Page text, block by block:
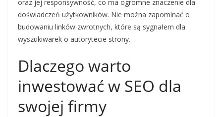
oraz jej responsywność, co ma ogromne znaczenie dla
doświadczeń użytkowników. Nie można zapominać o
budowaniu linków zwrotnych, które są sygnałem dla
wyszukiwarek o autorytecie strony.
Dlaczego warto
inwestować w SEO dla
swojej firmy